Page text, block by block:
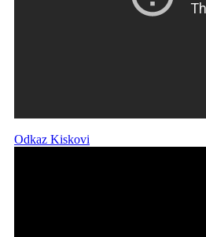
Odkaz Kiskovi